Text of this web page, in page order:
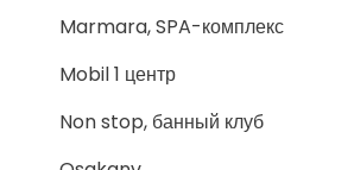
Marmara, SPA-комплекс
Mobil 1 центр
Non stop, банный клуб